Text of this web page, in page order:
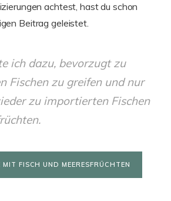
achtest, hast du schon
Beitrag geleistet.
ich dazu, bevorzugt zu
Fischen zu greifen und nur
zu importierten Fischen
MIT FISCH UND MEERESFRÜCHTEN